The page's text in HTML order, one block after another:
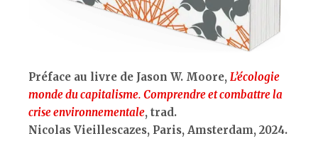
Préface au livre de Jason W. Moore, L’écologie
monde du capitalisme. Comprendre et combattre la
crise environnementale, trad.
Nicolas Vieillescazes, Paris, Amsterdam, 2024.